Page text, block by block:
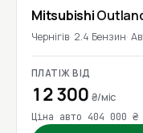
Mitsubishi
Чернігів 2.4 Бензин
ПЛАТІЖ ВІД
12 300 ₴/міс
Ціна авто 404 000 ₴